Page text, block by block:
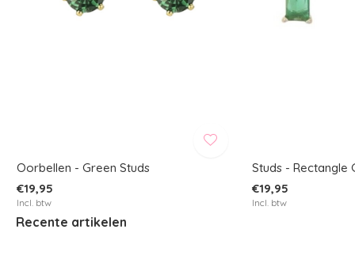
Oorbellen - Green Studs
€19,95
Incl. btw
Studs - Rectangle
€19,95
Incl. btw
Recente artikelen